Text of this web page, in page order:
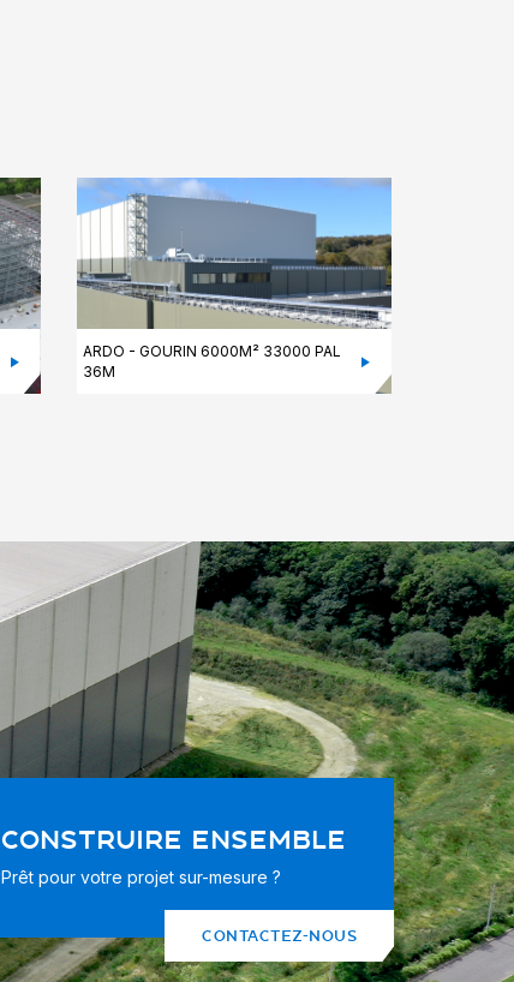
ARDO - GOURIN 6000M² 33000 PAL
36M
CONSTRUIRE ENSEMBLE
Prêt pour votre projet sur-mesure ?
CONTACTEZ-NOUS